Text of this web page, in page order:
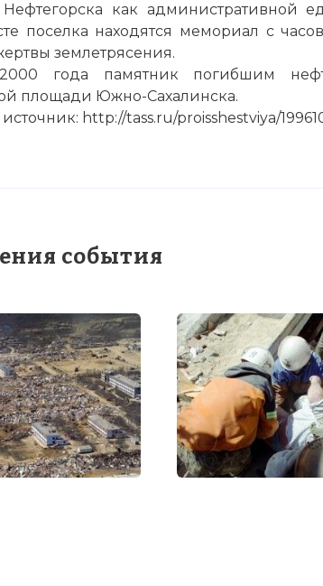
как административной
поселка находятся мемориал с
землетрясения.
года памятник погибшим
площади Южно-Сахалинска.
http://tass.ru/proisshestviya/
события